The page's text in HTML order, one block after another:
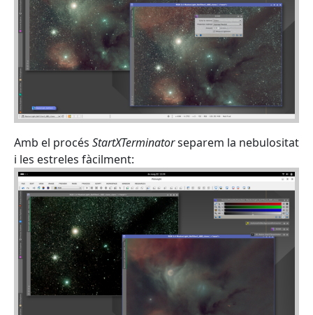
Amb el procés StartXTerminatorseparem la nebulositat
i les estreles fàcilment: